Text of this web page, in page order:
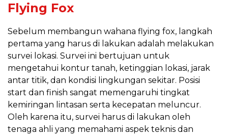
Flying Fox
Sebelum membangun wahana flying fox, langkah
pertama yang harus di lakukan adalah melakukan
survei lokasi. Survei ini bertujuan untuk
mengetahui kontur tanah, ketinggian lokasi, jarak
antar titik, dan kondisi lingkungan sekitar. Posisi
start dan finish sangat memengaruhi tingkat
kemiringan lintasan serta kecepatan meluncur.
Oleh karena itu, survei harus di lakukan oleh
tenaga ahli yang memahami aspek teknis dan